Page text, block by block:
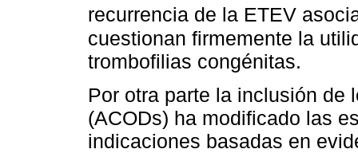
recurrencia de la ETEV
cuestionan firmemente la
trombofilias congénitas.
Por otra parte la inclusión de
(ACODs) ha modificado las
indicaciones basadas en